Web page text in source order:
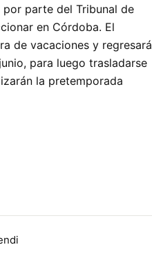
por parte del Tribunal de
en Córdoba. El
de vacaciones y regresará
para luego trasladarse
la pretemporada